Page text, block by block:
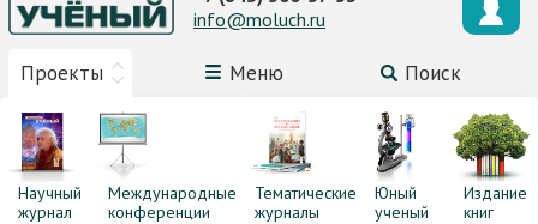
Проекты Меню Поиск
info@moluch.ru
Научный
журнал
Международные
конференции
Тематические
журналы
Юный
ученый
Издание
книг